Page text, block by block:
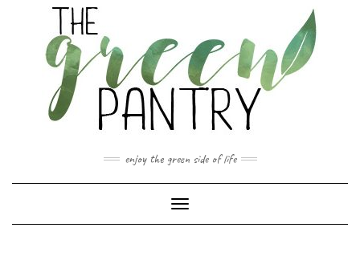
enjoy the green side of life
Toggle Navigation